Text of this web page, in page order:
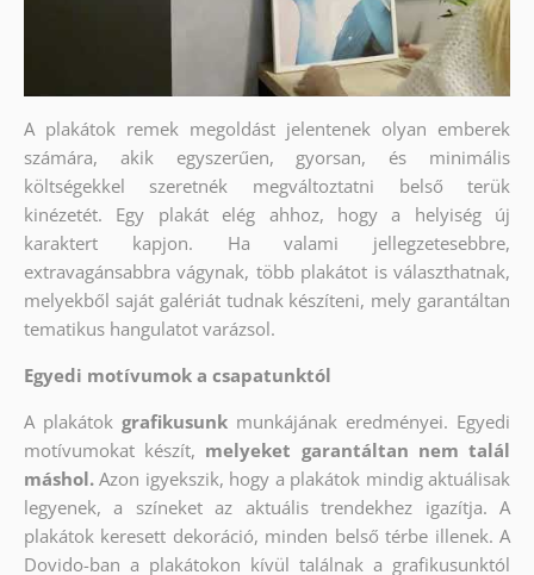
A plakátok remek megoldást jelentenek olyan emberek
számára, akik egyszerűen, gyorsan, és minimális
költségekkel szeretnék megváltoztatni belső terük
kinézetét. Egy plakát elég ahhoz, hogy a helyiség új
karaktert kapjon. Ha valami jellegzetesebbre,
extravagánsabbra vágynak, több plakátot is választhatnak,
melyekből saját galériát tudnak készíteni, mely garantáltan
tematikus hangulatot varázsol.
Egyedi motívumok a csapatunktól
A plakátok grafikusunk munkájának eredményei. Egyedi
motívumokat készít, melyeket garantáltan nem talál
máshol. Azon igyekszik, hogy a plakátok mindig aktuálisak
legyenek, a színeket az aktuális trendekhez igazítja. A
plakátok keresett dekoráció, minden belső térbe illenek. A
Dovido-ban a plakátokon kívül találnak a grafikusunktól